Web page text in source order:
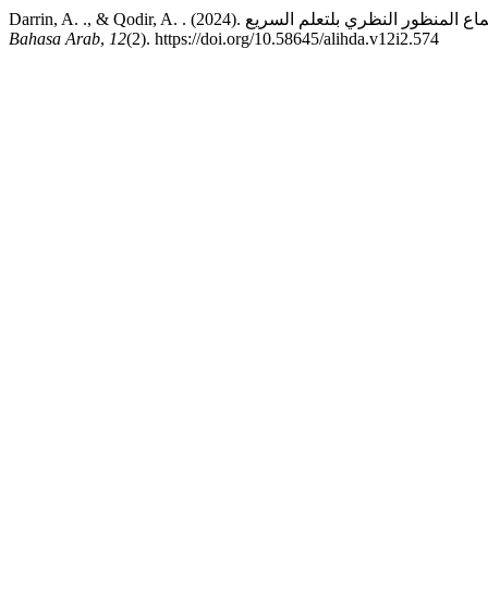
Bahasa Arab, 12(2). https://doi.org/10.58645/alihda.v12i2.574